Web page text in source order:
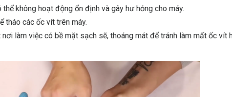
thể không hoạt động ổn định và gây hư hỏng cho máy.
tháo các ốc vít trên máy.
nơi làm việc có bề mặt sạch sẽ, thoáng mát để tránh làm mất ốc vít